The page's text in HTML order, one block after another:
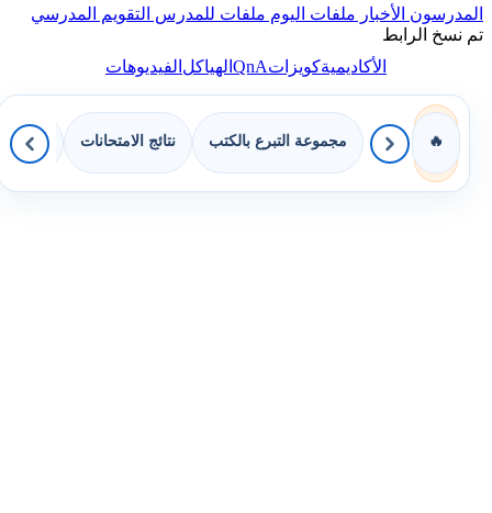
المدرسون الأخبار ملفات اليوم ملفات للمدرس التقويم المدرسي
تم نسخ الرابط
الأكاديميةكويزاتQnAالهياكلالفيديوهات
🔥 مجموعة التبرع بالكتب نتائج الامتحانات